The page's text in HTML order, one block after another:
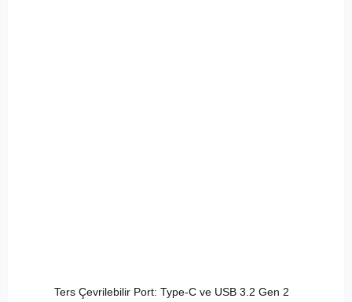
Ters Çevrilebilir Port: Type-C ve USB 3.2 Gen 2